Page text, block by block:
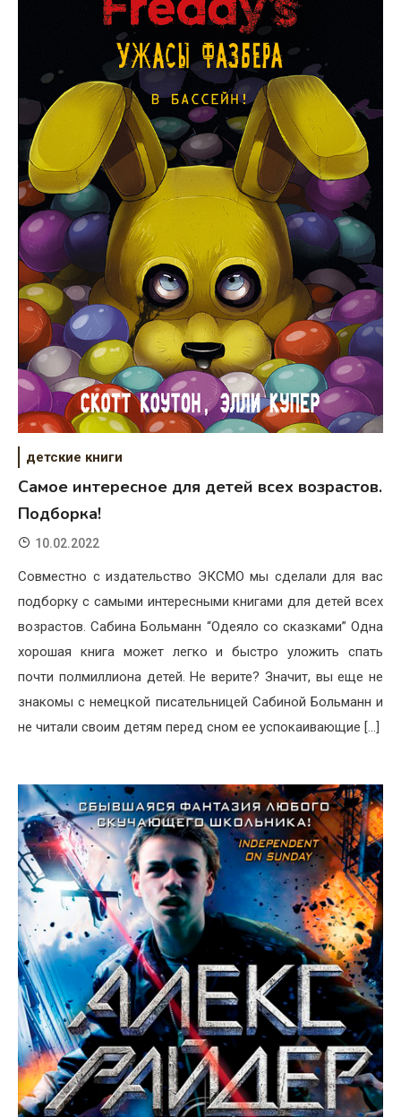
детские книги
Самое интересное для детей всех возрастов.
Подборка!
10.02.2022
Совместно с издательство ЭКСМО мы сделали для вас
подборку с самыми интересными книгами для детей всех
возрастов. Сабина Больманн “Одеяло со сказками” Одна
хорошая книга может легко и быстро уложить спать
почти полмиллиона детей. Не верите? Значит, вы еще не
знакомы с немецкой писательницей Сабиной Больманн и
не читали своим детям перед сном ее успокаивающие […]